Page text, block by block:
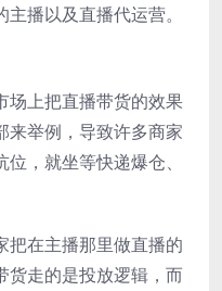
播以及直播代运营。
场上把直播带货的效果
来举例，导致许多商家
，就坐等快递爆仓、
把在主播那里做直播的
货走的是投放逻辑，而